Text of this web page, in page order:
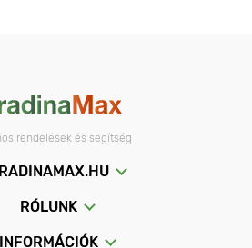
rendelések és segítség
RÓLUNK
INFORMÁCIÓK